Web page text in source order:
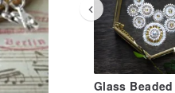
Glass Beaded